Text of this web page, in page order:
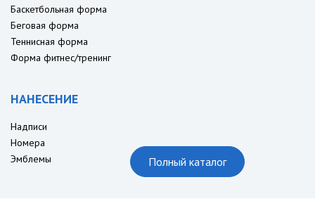
Баскетбольная форма
Беговая форма
Теннисная форма
Форма фитнес/тренинг
НАНЕСЕНИЕ
Надписи
Номера
Эмблемы
Полный каталог